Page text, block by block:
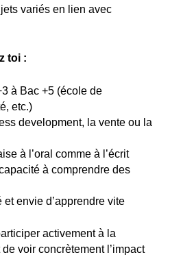
variés en lien avec
toi :
à Bac +5 (école de
etc.)
development, la vente ou la
à l’oral comme à l’écrit
à comprendre des
envie d’apprendre vite
activement à la
voir concrètement l’impact